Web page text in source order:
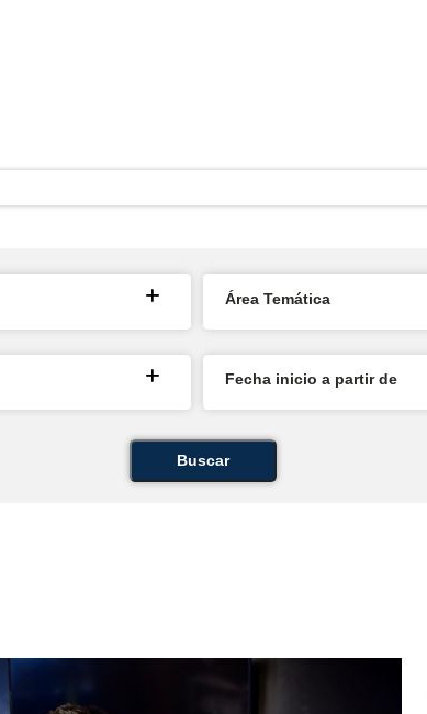
Área Temática
Fecha inicio a partir de
Buscar